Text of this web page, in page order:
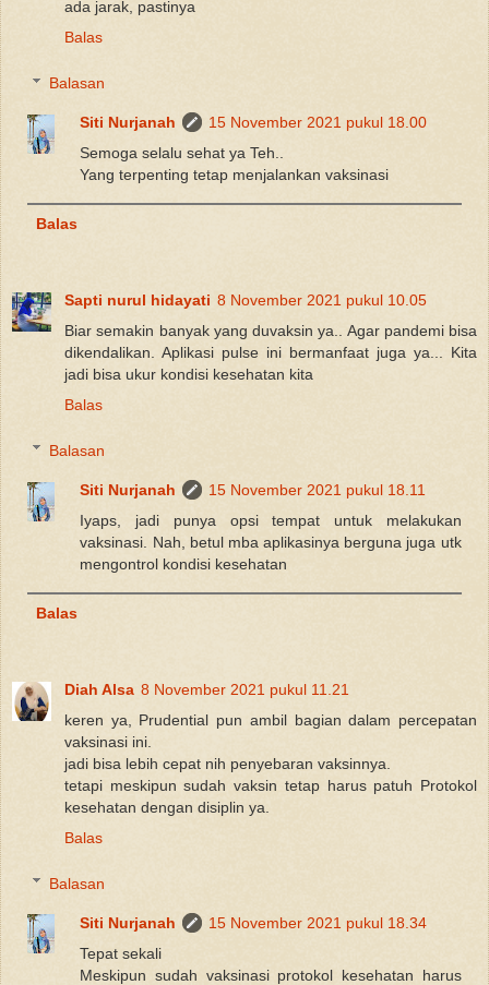
ada jarak, pastinya
Balas
Balasan
Siti Nurjanah
15 November 2021 pukul 18.00
Semoga selalu sehat ya Teh..
Yang terpenting tetap menjalankan vaksinasi
Balas
Sapti nurul hidayati 8 November 2021 pukul 10.05
Biar semakin banyak yang duvaksin ya.. Agar pandemi bisa
dikendalikan. Aplikasi pulse ini bermanfaat juga ya... Kita
jadi bisa ukur kondisi kesehatan kita
Balas
Balasan
Siti Nurjanah
15 November 2021 pukul 18.11
Iyaps, jadi punya opsi tempat untuk melakukan
vaksinasi. Nah, betul mba aplikasinya berguna juga utk
mengontrol kondisi kesehatan
Balas
Diah Alsa 8 November 2021 pukul 11.21
keren ya, Prudential pun ambil bagian dalam percepatan
vaksinasi ini.
jadi bisa lebih cepat nih penyebaran vaksinnya.
tetapi meskipun sudah vaksin tetap harus patuh Protokol
kesehatan dengan disiplin ya.
Balas
Balasan
Siti Nurjanah
15 November 2021 pukul 18.34
Tepat sekali
Meskipun sudah vaksinasi protokol kesehatan harus